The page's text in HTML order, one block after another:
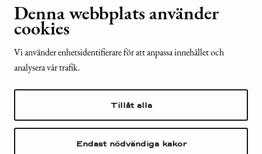
Denna webbplats använder
cookies
Vi använder enhetsidentifierare för att anpassa innehållet och
analysera vår trafik.
Tillåt alla
Endast nödvändiga kakor
Självständighetsdagens festmottagning
Tillgänglighetsutlåtande för webbplatsen presidentti.fi
Kontakt
Mariegatan 2
Finland
Tel. +358 (0)29 522 6000